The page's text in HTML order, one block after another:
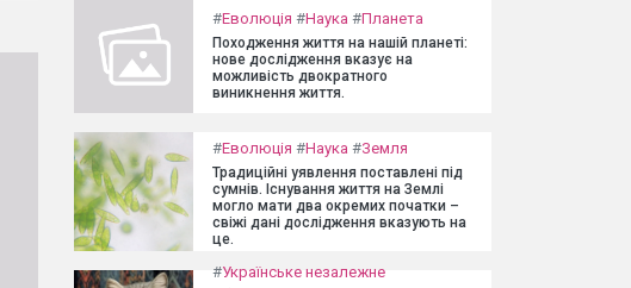
#Еволюція #Наука #Планета
Походження життя на нашій планеті:
нове дослідження вказує на
можливість двократного
виникнення життя.
#Еволюція #Наука #Земля
Традиційні уявлення поставлені під
сумнів. Існування життя на Землі
могло мати два окремих початки –
свіжі дані дослідження вказують на
це.
#Українське незалежне